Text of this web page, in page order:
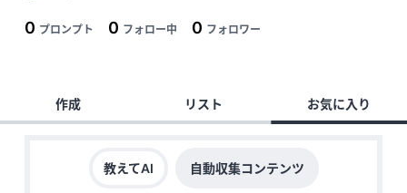
0 プロンプト 0 フォロー中 0 フォロワー
作成 リスト お気に入り
教えてAI 自動収集コンテンツ